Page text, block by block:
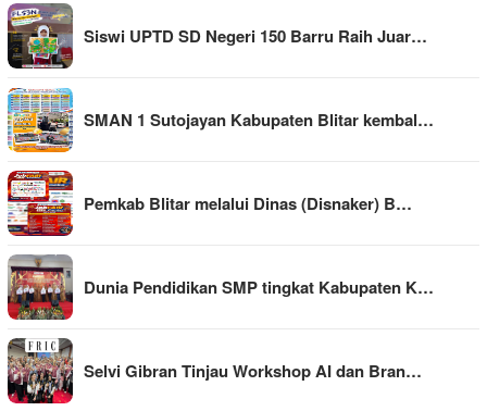
Siswi UPTD SD Negeri 150 Barru Raih Juar…
SMAN 1 Sutojayan Kabupaten Blitar kembal…
Pemkab Blitar melalui Dinas (Disnaker) B…
Dunia Pendidikan SMP tingkat Kabupaten K…
Selvi Gibran Tinjau Workshop AI dan Bran…